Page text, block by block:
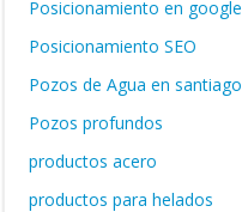
Posicionamiento en google
Posicionamiento SEO
Pozos de Agua en santiago
Pozos profundos
productos acero
productos para helados